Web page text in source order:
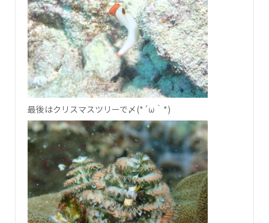
最後はクリスマスツリーで〆(*´ω｀*)